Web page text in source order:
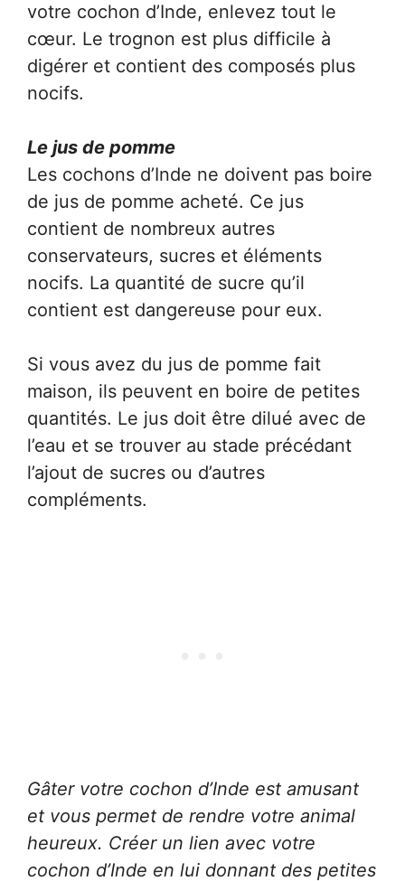
votre cochon d’Inde, enlevez tout le
cœur. Le trognon est plus difficile à
digérer et contient des composés plus
nocifs.
Le jus de pomme
Les cochons d’Inde ne doivent pas boire
de jus de pomme acheté. Ce jus
contient de nombreux autres
conservateurs, sucres et éléments
nocifs. La quantité de sucre qu’il
contient est dangereuse pour eux.
Si vous avez du jus de pomme fait
maison, ils peuvent en boire de petites
quantités. Le jus doit être dilué avec de
l’eau et se trouver au stade précédant
l’ajout de sucres ou d’autres
compléments.
Gâter votre cochon d’Inde est amusant
et vous permet de rendre votre animal
heureux. Créer un lien avec votre
cochon d’Inde en lui donnant des petites